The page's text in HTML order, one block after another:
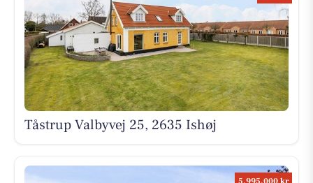
Tåstrup Valbyvej 25, 2635 Ishøj